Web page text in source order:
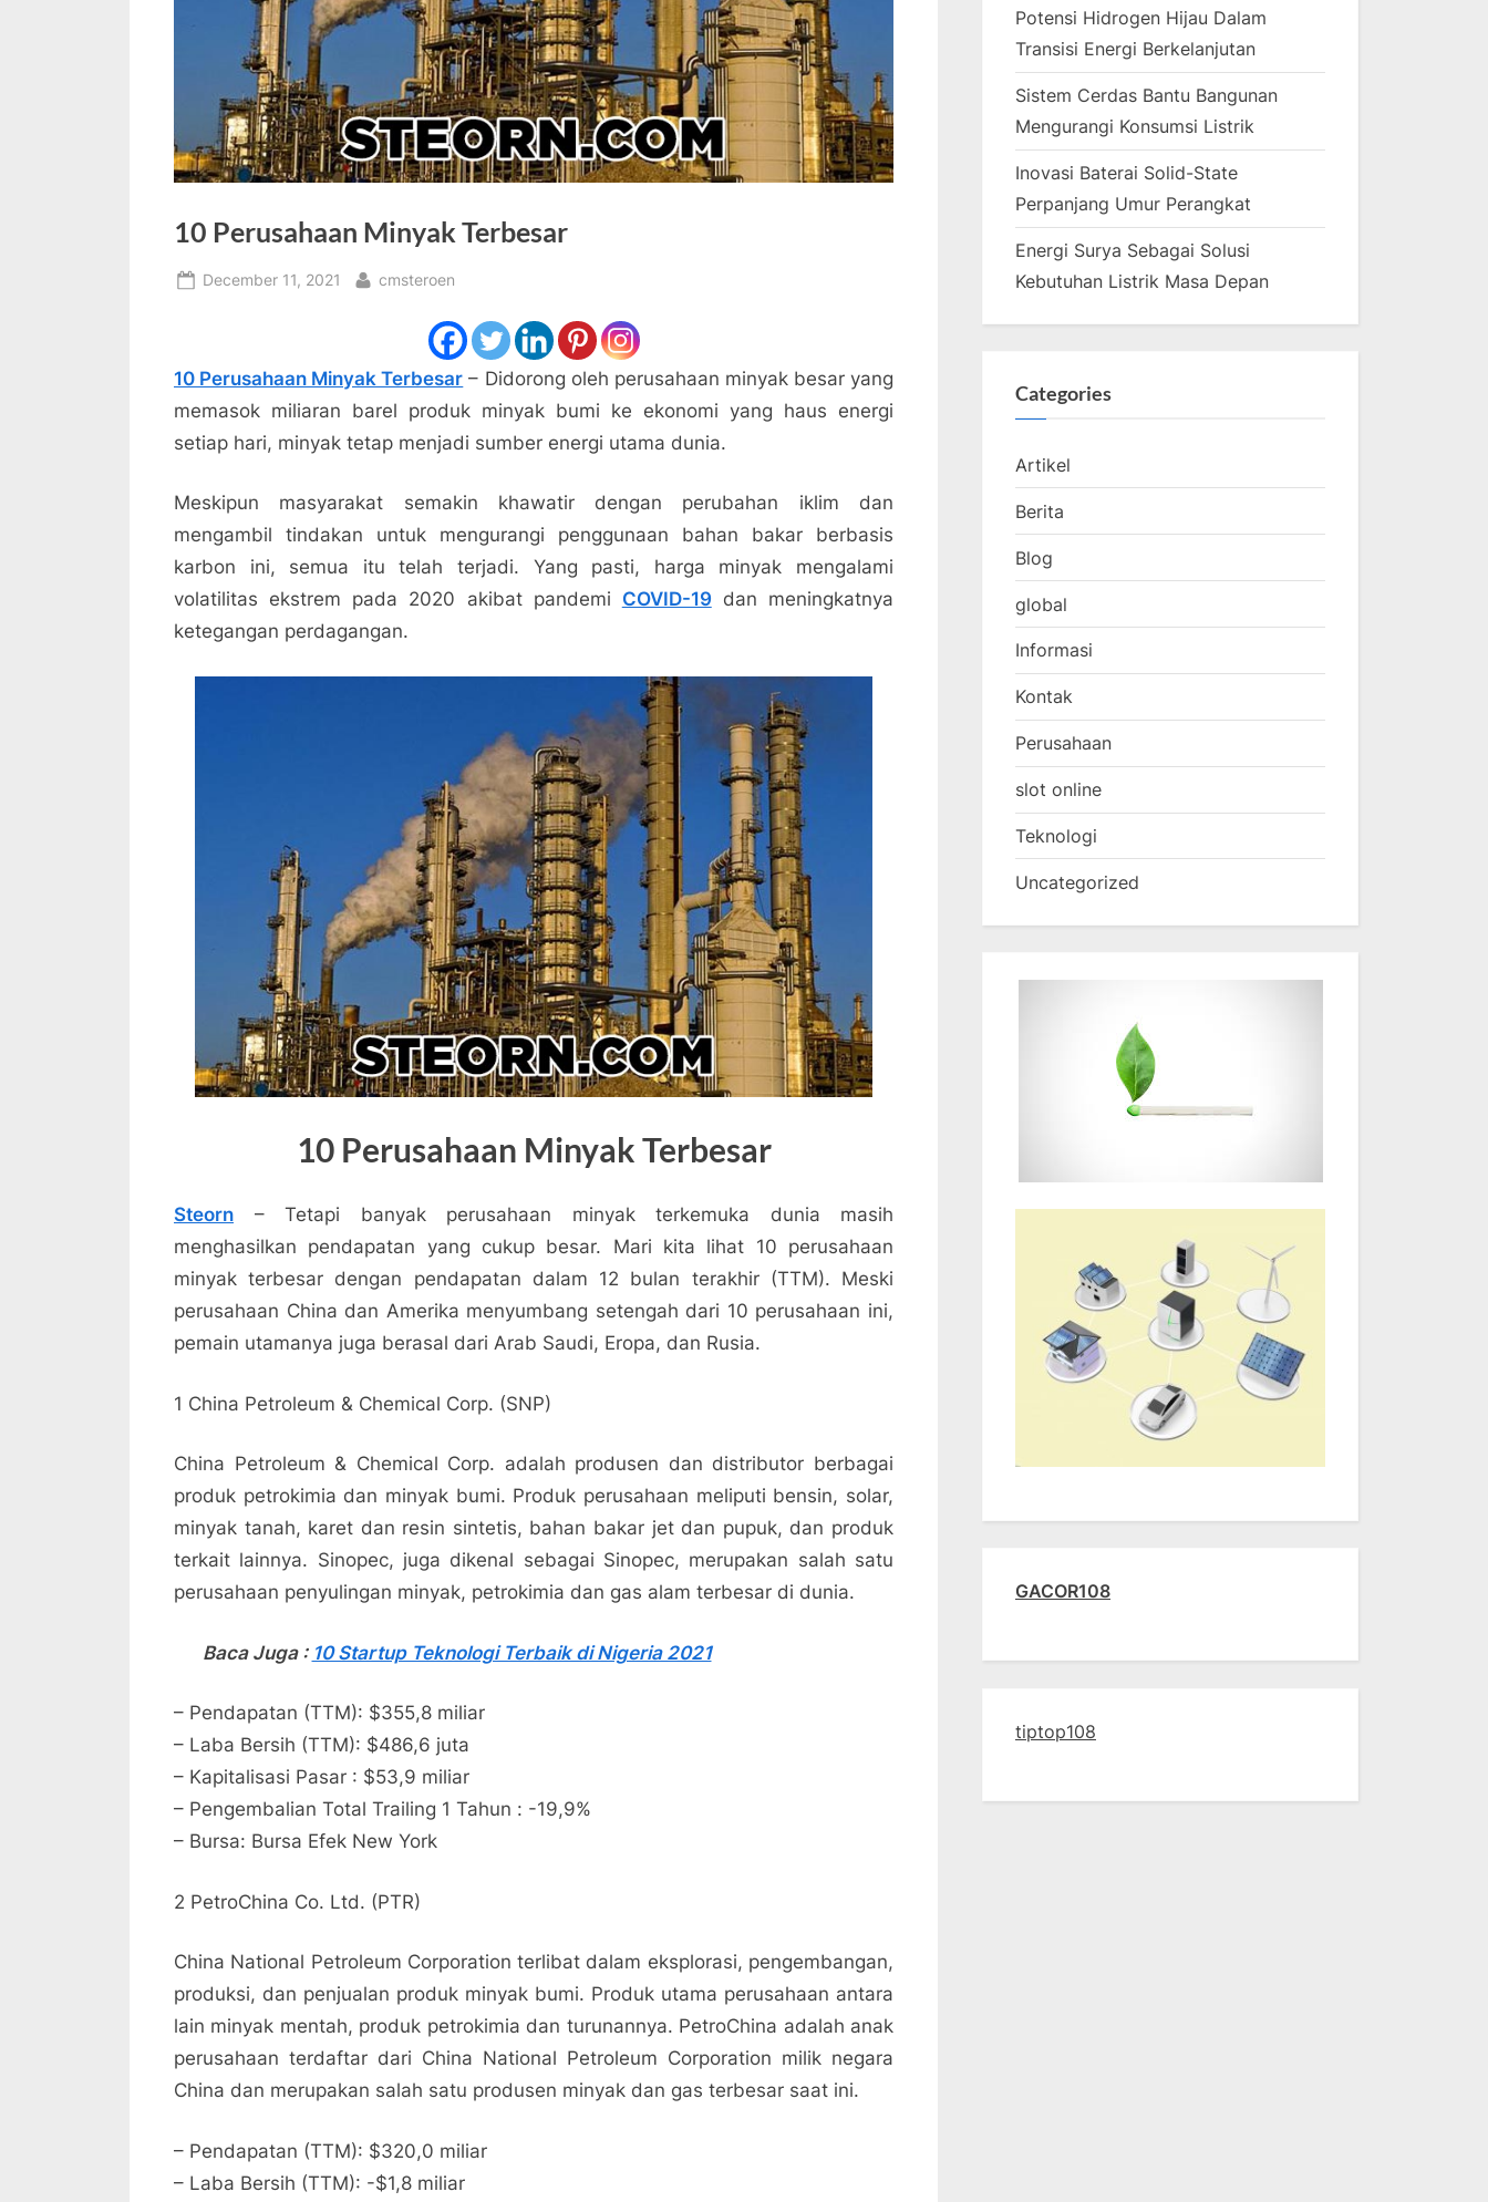
10 Perusahaan Minyak Terbesar
Posted
December 11, 2021 By
cmsteroen
10 Perusahaan Minyak Terbesar – Didorong oleh perusahaan minyak besar yang
memasok miliaran barel produk minyak bumi ke ekonomi yang haus energi
setiap hari, minyak tetap menjadi sumber energi utama dunia.
Meskipun masyarakat semakin khawatir dengan perubahan iklim dan
mengambil tindakan untuk mengurangi penggunaan bahan bakar berbasis
karbon ini, semua itu telah terjadi. Yang pasti, harga minyak mengalami
volatilitas ekstrem pada 2020 akibat pandemi COVID-19 dan meningkatnya
ketegangan perdagangan.
10 Perusahaan Minyak Terbesar
Steorn – Tetapi banyak perusahaan minyak terkemuka dunia masih
menghasilkan pendapatan yang cukup besar. Mari kita lihat 10 perusahaan
minyak terbesar dengan pendapatan dalam 12 bulan terakhir (TTM). Meski
perusahaan China dan Amerika menyumbang setengah dari 10 perusahaan ini,
pemain utamanya juga berasal dari Arab Saudi, Eropa, dan Rusia.
1 China Petroleum & Chemical Corp. (SNP)
China Petroleum & Chemical Corp. adalah produsen dan distributor berbagai
produk petrokimia dan minyak bumi. Produk perusahaan meliputi bensin, solar,
minyak tanah, karet dan resin sintetis, bahan bakar jet dan pupuk, dan produk
terkait lainnya. Sinopec, juga dikenal sebagai Sinopec, merupakan salah satu
perusahaan penyulingan minyak, petrokimia dan gas alam terbesar di dunia.
Baca Juga : 10 Startup Teknologi Terbaik di Nigeria 2021
– Pendapatan (TTM): $355,8 miliar
– Laba Bersih (TTM): $486,6 juta
– Kapitalisasi Pasar : $53,9 miliar
– Pengembalian Total Trailing 1 Tahun : -19,9%
– Bursa: Bursa Efek New York
2 PetroChina Co. Ltd. (PTR)
China National Petroleum Corporation terlibat dalam eksplorasi, pengembangan,
produksi, dan penjualan produk minyak bumi. Produk utama perusahaan antara
lain minyak mentah, produk petrokimia dan turunannya. PetroChina adalah anak
perusahaan terdaftar dari China National Petroleum Corporation milik negara
China dan merupakan salah satu produsen minyak dan gas terbesar saat ini.
– Pendapatan (TTM): $320,0 miliar
– Laba Bersih (TTM): -$1,8 miliar
Potensi Hidrogen Hijau Dalam
Transisi Energi Berkelanjutan
Sistem Cerdas Bantu Bangunan
Mengurangi Konsumsi Listrik
Inovasi Baterai Solid-State
Perpanjang Umur Perangkat
Energi Surya Sebagai Solusi
Kebutuhan Listrik Masa Depan
Categories
Artikel
Berita
Blog
global
Informasi
Kontak
Perusahaan
slot online
Teknologi
Uncategorized
GACOR108
tiptop108